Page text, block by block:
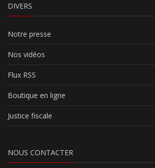
DIVERS
Notre presse
Nos vidéos
Flux RSS
Boutique en ligne
Justice fiscale
NOUS CONTACTER